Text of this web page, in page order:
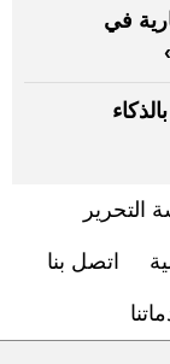
في
التحرير
اتصل بنا